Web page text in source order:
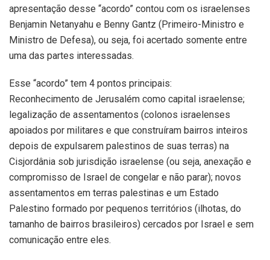
apresentação desse “acordo” contou com os israelenses
Benjamin Netanyahu e Benny Gantz (Primeiro-Ministro e
Ministro de Defesa), ou seja, foi acertado somente entre
uma das partes interessadas.
Esse “acordo” tem 4 pontos principais:
Reconhecimento de Jerusalém como capital israelense;
legalização de assentamentos (colonos israelenses
apoiados por militares e que construíram bairros inteiros
depois de expulsarem palestinos de suas terras) na
Cisjordânia sob jurisdição israelense (ou seja, anexação e
compromisso de Israel de congelar e não parar); novos
assentamentos em terras palestinas e um Estado
Palestino formado por pequenos territórios (ilhotas, do
tamanho de bairros brasileiros) cercados por Israel e sem
comunicação entre eles.